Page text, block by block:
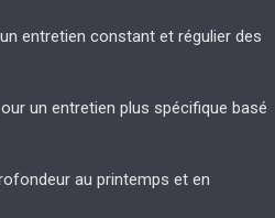
entretien constant et régulier des
un entretien plus spécifique basé
au printemps et en